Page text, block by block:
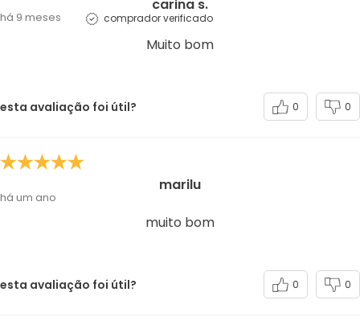
carina s.
há 9 meses comprador verificado
Muito bom
esta avaliação foi útil? 0 0
marilu
há um ano
muito bom
esta avaliação foi útil? 0 0